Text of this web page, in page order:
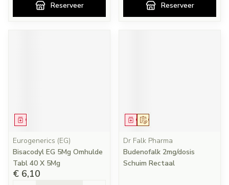
Reserveer Reserveer
Geneesmiddel
Eurogenerics (EG)
Bisacodyl EG 5Mg Omhulde
Tabl 40 X 5Mg
€ 6,10
Op voorschrift
Geneesmiddel
Dr Falk Pharma
Budenofalk 2mg/dosis
Schuim Rectaal